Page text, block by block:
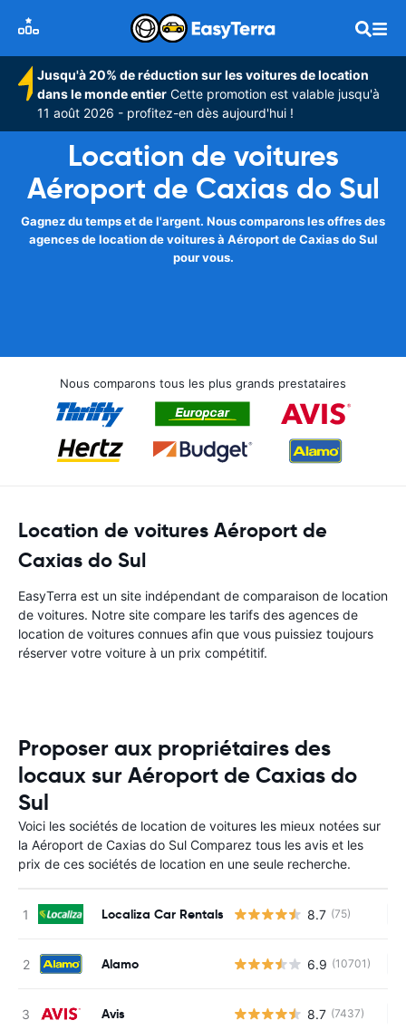
Jusqu'à 20% de réduction sur les voitures de location
dans le monde entier Cette promotion est valable jusqu'à
11 août 2026 - profitez-en dès aujourd'hui !
Location de voitures
Aéroport de Caxias do Sul
Gagnez du temps et de l'argent. Nous comparons les offres des
agences de location de voitures à Aéroport de Caxias do Sul
pour vous.
Nous comparons tous les plus grands prestataires
Location de voitures Aéroport de
Caxias do Sul
EasyTerra est un site indépendant de comparaison de location
de voitures. Notre site compare les tarifs des agences de
location de voitures connues afin que vous puissiez toujours
réserver votre voiture à un prix compétitif.
Proposer aux propriétaires des
locaux sur Aéroport de Caxias do
Sul
Voici les sociétés de location de voitures les mieux notées sur
la Aéroport de Caxias do Sul Comparez tous les avis et les
prix de ces sociétés de location en une seule recherche.
Localiza Car Rentals 8.7 (75)
Alamo 6.9 (10701)
Avis 8.7 (7437)